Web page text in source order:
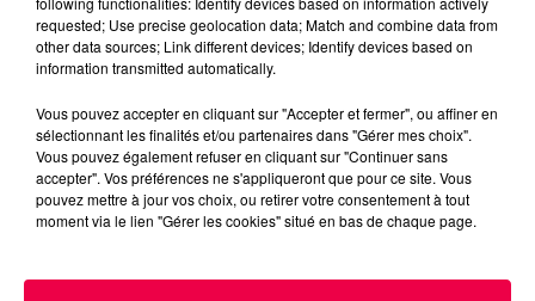
Jean-Yves CHAUVY, directeur général de la société SIS
Jean-Yves CHAUVY, directeur général de la société
SIS, Crédit; SIMON PARMENTIER MLR
Crédit :SIMON PARMENTIER MLR
d’Agglomération d’Épinal,
requested; Use precise geolocation data; Match and combine data from
other data sources; Link different devices; Identify devices based on
information transmitted automatically.
Vous pouvez accepter en cliquant sur "Accepter et fermer", ou affiner en
sélectionnant les finalités et/ou partenaires dans "Gérer mes choix".
Vous pouvez également refuser en cliquant sur "Continuer sans
accepter". Vos préférences ne s'appliqueront que pour ce site. Vous
pouvez mettre à jour vos choix, ou retirer votre consentement à tout
moment via le lien "Gérer les cookies" situé en bas de chaque page.